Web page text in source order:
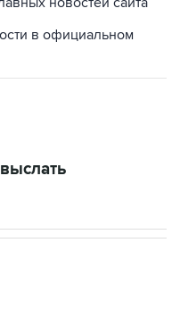
в официальном